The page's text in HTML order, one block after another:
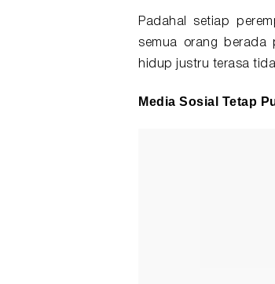
Padahal setiap
semua orang berada
hidup justru terasa
Media Sosial Tetap